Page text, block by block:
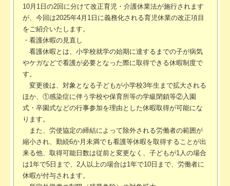
10月1日の2回に分けて改正育児・介護休業法が施行されます
が、今回は2025年4月1日に義務化される育児休業の改正項目
をご紹介いたします。
・看護休暇の見直し
看護休暇とは、小学校就学の始期に達するまでの子が病気
やケガなどで看護が必要となった際に取得できる休暇制度で
す。
変更後は、対象となる子どもが小学校3年生まで拡大される
ほか、①感染症に伴う学校や保育所等の学級閉鎖等②入園
式・卒園式などの行事参加を理由とした休暇取得が可能にな
ります。
また、労使協定の締結によって除外される労働者の範囲が
縮小され、勤続6か月未満でも看護等休暇を取得することが出
来る他、取得可能日数は従前と変更なく、子どもが1人の場合
は1年で5日まで、2人以上の場合は1年で10日まで、労働者に
休暇が付与されます。